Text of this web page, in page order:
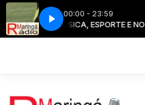
00:00 - 23:59
MÚSICA, ESPORTE E NOTÍCIA